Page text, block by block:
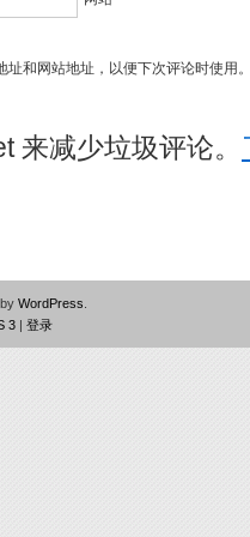
址和网站地址，以便下次评论时使用
来减少垃圾评论。
WordPress
3 | 登录